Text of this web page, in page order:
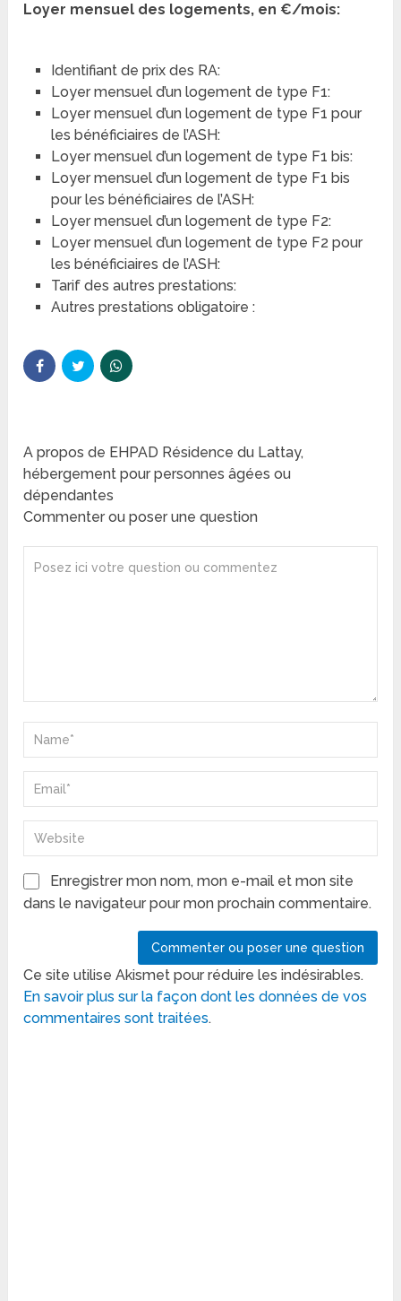
Loyer mensuel des logements, en €/mois:
Identifiant de prix des RA:
Loyer mensuel d’un logement de type F1:
Loyer mensuel d’un logement de type F1 pour
les bénéficiaires de l’ASH:
Loyer mensuel d’un logement de type F1 bis:
Loyer mensuel d’un logement de type F1 bis
pour les bénéficiaires de l’ASH:
Loyer mensuel d’un logement de type F2:
Loyer mensuel d’un logement de type F2 pour
les bénéficiaires de l’ASH:
Tarif des autres prestations:
Autres prestations obligatoire :
A propos de EHPAD Résidence du Lattay,
hébergement pour personnes âgées ou
dépendantes
Commenter ou poser une question
Enregistrer mon nom, mon e-mail et mon site
dans le navigateur pour mon prochain commentaire.
Ce site utilise Akismet pour réduire les indésirables.
En savoir plus sur la façon dont les données de vos
commentaires sont traitées.